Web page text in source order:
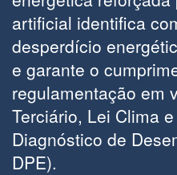
artificial identifica
desperdício
e garante o
regulamentação em
Terciário, Lei Clima
Diagnóstico de
DPE).